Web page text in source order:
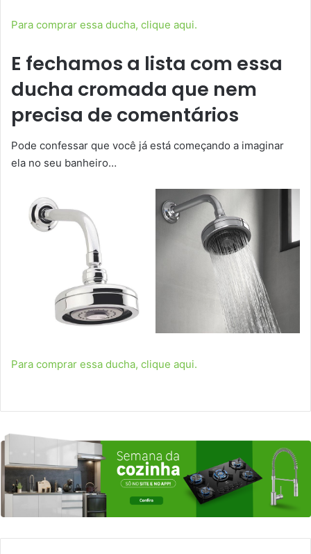
Para comprar essa ducha, clique aqui.
E fechamos a lista com essa
ducha cromada que nem
precisa de comentários
Pode confessar que você já está começando a imaginar
ela no seu banheiro…
Para comprar essa ducha, clique aqui.